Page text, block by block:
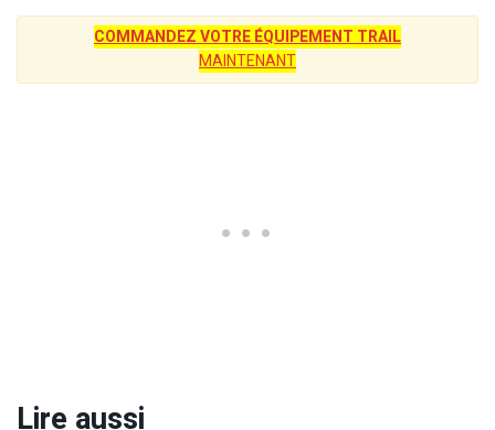
COMMANDEZ VOTRE ÉQUIPEMENT TRAIL
MAINTENANT
Lire aussi